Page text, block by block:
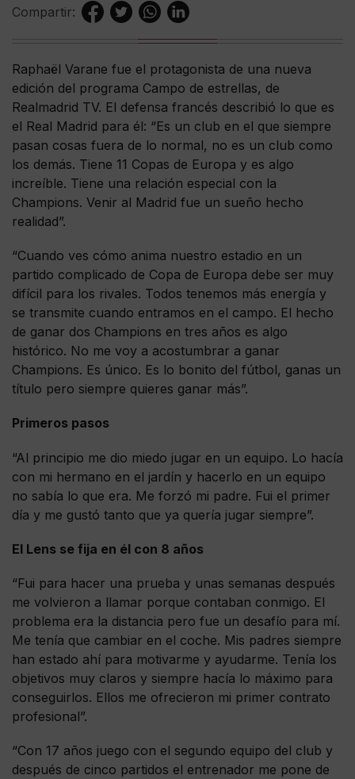
Compartir:
Raphaël Varane fue el protagonista de una nueva
edición del programa Campo de estrellas, de
Realmadrid TV. El defensa francés describió lo que es
el Real Madrid para él: “Es un club en el que siempre
pasan cosas fuera de lo normal, no es un club como
los demás. Tiene 11 Copas de Europa y es algo
increíble. Tiene una relación especial con la
Champions. Venir al Madrid fue un sueño hecho
realidad”.
“Cuando ves cómo anima nuestro estadio en un
partido complicado de Copa de Europa debe ser muy
difícil para los rivales. Todos tenemos más energía y
se transmite cuando entramos en el campo. El hecho
de ganar dos Champions en tres años es algo
histórico. No me voy a acostumbrar a ganar
Champions. Es único. Es lo bonito del fútbol, ganas un
título pero siempre quieres ganar más”.
Primeros pasos
“Al principio me dio miedo jugar en un equipo. Lo hacía
con mi hermano en el jardín y hacerlo en un equipo
no sabía lo que era. Me forzó mi padre. Fui el primer
día y me gustó tanto que ya quería jugar siempre”.
El Lens se fija en él con 8 años
“Fui para hacer una prueba y unas semanas después
me volvieron a llamar porque contaban conmigo. El
problema era la distancia pero fue un desafío para mí.
Me tenía que cambiar en el coche. Mis padres siempre
han estado ahí para motivarme y ayudarme. Tenía los
objetivos muy claros y siempre hacía lo máximo para
conseguirlos. Ellos me ofrecieron mi primer contrato
profesional”.
“Con 17 años juego con el segundo equipo del club y
después de cinco partidos el entrenador me pone de